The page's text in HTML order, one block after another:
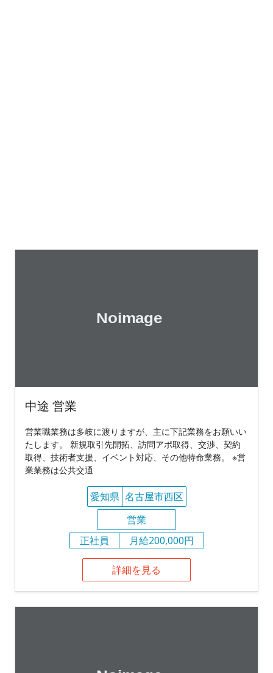
中途 営業
営業職業務は多岐に渡りますが、主に下記業務をお願いい
たします。 新規取引先開拓、訪問アポ取得、交渉、契約
取得、技術者支援、イベント対応、その他特命業務。 ※営
業業務は公共交通
愛知県 名古屋市西区
営業
正社員
月給200,000円
詳細を見る